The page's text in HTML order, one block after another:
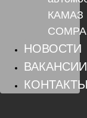
КАМАЗ
НОВОСТИ
ВАКАНСИИ
КОНТАКТЫ